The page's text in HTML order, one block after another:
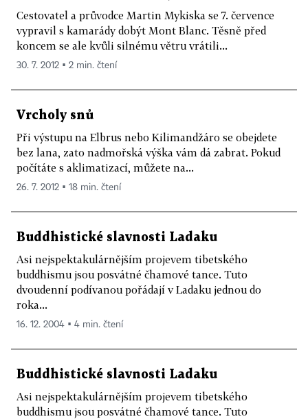
Cestovatel a průvodce Martin Mykiska se 7. července
vypravil s kamarády dobýt Mont Blanc. Těsně před
koncem se ale kvůli silnému větru vrátili...
30. 7. 2012 ▪ 2 min. čtení
Vrcholy snů
Při výstupu na Elbrus nebo Kilimandžáro se obejdete
bez lana, zato nadmořská výška vám dá zabrat. Pokud
počítáte s aklimatizací, můžete na...
26. 7. 2012 ▪ 18 min. čtení
Buddhistické slavnosti Ladaku
Asi nejspektakulárnějším projevem tibetského
buddhismu jsou posvátné čhamové tance. Tuto
dvoudenní podívanou pořádají v Ladaku jednou do
roka...
16. 12. 2004 ▪ 4 min. čtení
Buddhistické slavnosti Ladaku
Asi nejspektakulárnějším projevem tibetského
buddhismu jsou posvátné čhamové tance. Tuto